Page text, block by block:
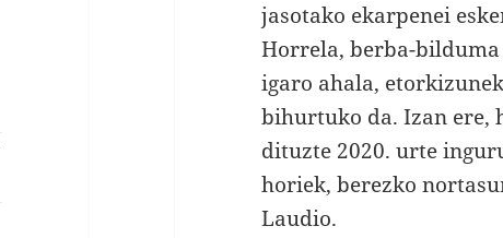
jasotako ekarpenei
Horrela, berba-
igaro ahala,
bihurtuko da. Izan
dituzte 2020. urte
horiek, berezko
Laudio.